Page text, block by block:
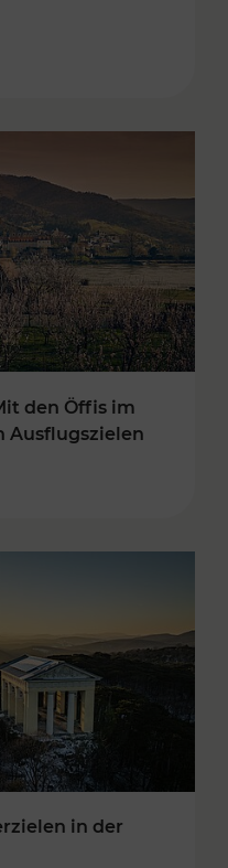
den Öffis im
Ausflugszielen
in der